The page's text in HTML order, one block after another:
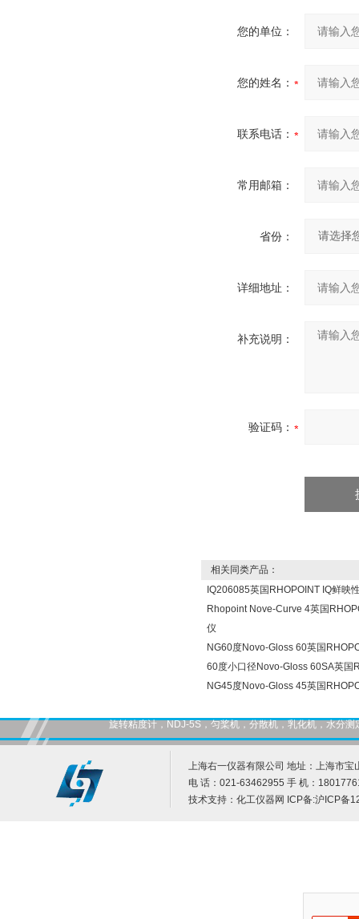
您的单位：
您的姓名：
联系电话：
常用邮箱：
省份：
详细地址：
补充说明：
验证码：
相关同类产品：
IQ206085英国RHOPOINT IQ鲜映
Rhopoint Nove-Curve 4英国
仪
NG60度Novo-Gloss 60英国
60度小口径Novo-Gloss 60SA英国
NG45度Novo-Gloss 45英国
旋转粘度计，NDJ-5S，匀桨机，分散机，乳化机，水分
上海右一仪器有限公司 地址：上海市宝
电 话：021-63462955 手 机：
技术支持： 化工仪器网 ICP备:沪ICP备